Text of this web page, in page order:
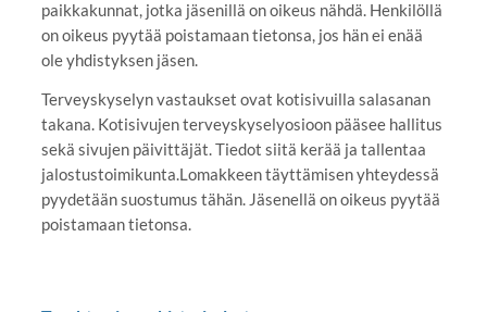
paikkakunnat, jotka jäsenillä on oikeus nähdä. Henkilöllä
on oikeus pyytää poistamaan tietonsa, jos hän ei enää
ole yhdistyksen jäsen.
Terveyskyselyn vastaukset ovat kotisivuilla salasanan
takana. Kotisivujen terveyskyselyosioon pääsee hallitus
sekä sivujen päivittäjät. Tiedot siitä kerää ja tallentaa
jalostustoimikunta.Lomakkeen täyttämisen yhteydessä
pyydetään suostumus tähän. Jäsenellä on oikeus pyytää
poistamaan tietonsa.